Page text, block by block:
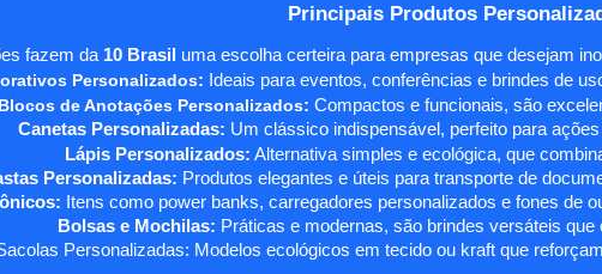
Principais Produtos
fazem da 10 Brasil uma escolha certeira para empresas que desejam
Personalizados: Ideais para eventos, conferências e brindes de
Blocos de Anotações Personalizados: Compactos e funcionais, são
Canetas Personalizadas: Um clássico indispensável, perfeito para
Lápis Personalizados: Alternativa simples e ecológica, que
Personalizadas: Produtos elegantes e úteis para transporte de
Itens como power banks, carregadores personalizados e fones de
Bolsas e Mochilas: Práticas e modernas, são brindes versáteis
Personalizadas: Modelos ecológicos em tecido ou kraft que